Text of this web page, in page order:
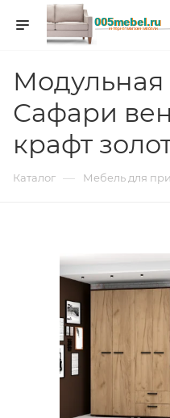
Сафари
крафт
Каталог — Мебель для